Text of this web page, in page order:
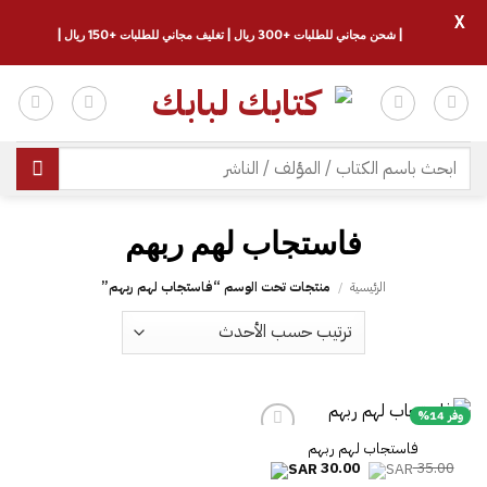
للمحتوى
البحث
عن:
فاستجاب لهم ربهم
الرئيسية / منتجات تحت الوسم “فاستجاب لهم ربهم”
وفر 14%
فاستجاب لهم ربهم
35.00
السعر
30.00 السعر
الحالي
| شحن مجاني للطلبات +300 ريال | تغليف مجاني للطلبات +150 ريال |
X